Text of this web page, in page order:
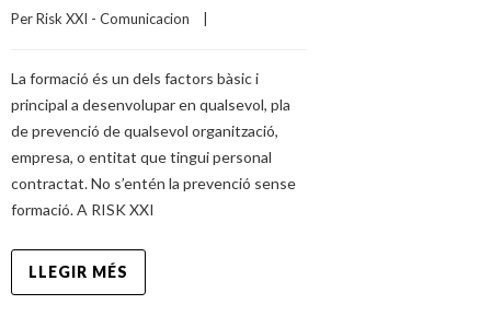
Per Risk XXI - Comunicacion
La formació és un dels factors bàsic i
principal a desenvolupar en qualsevol, pla
de prevenció de qualsevol organització,
empresa, o entitat que tingui personal
contractat. No s’entén la prevenció sense
formació. A RISK XXI
LLEGIR MÉS